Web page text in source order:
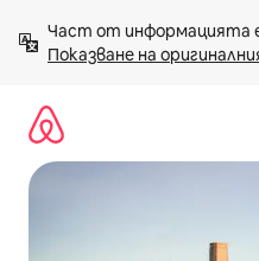
към
съдържанието
Показване на